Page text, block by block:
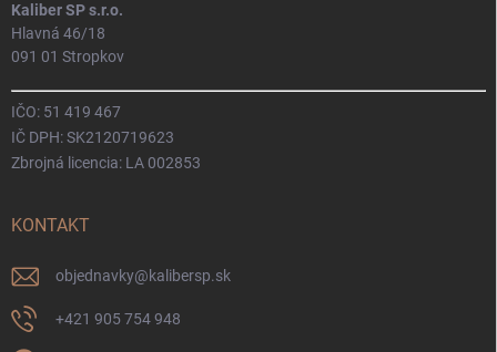
Kaliber SP s.r.o.
Hlavná 46/18
091 01 Stropkov
IČO: 51 419 467
IČ DPH: SK2120719623
Zbrojná licencia: LA 002853
KONTAKT
objednavky@kalibersp.sk
+421 905 754 948